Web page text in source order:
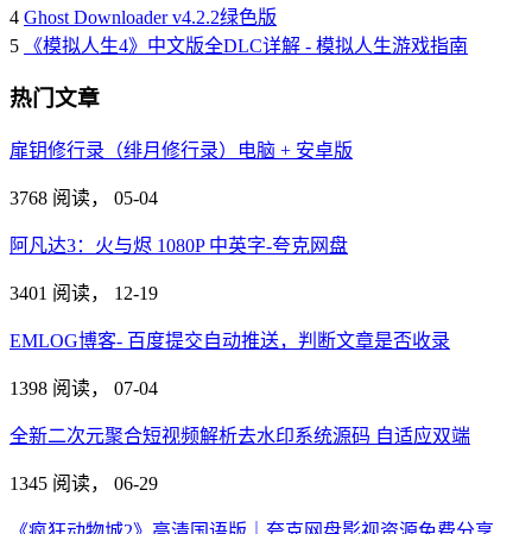
4 Ghost Downloader v4.2.2绿色版
5
《模拟人生4》中文版全DLC详解 - 模拟人生游戏指南
热门文章
扉钥修行录（绯月修行录）电脑 + 安卓版
3768 阅读， 05-04
阿凡达3：火与烬 1080P 中英字-夸克网盘
3401 阅读， 12-19
EMLOG博客- 百度提交自动推送，判断文章是否收录
1398 阅读， 07-04
全新二次元聚合短视频解析去水印系统源码 自适应双端
1345 阅读， 06-29